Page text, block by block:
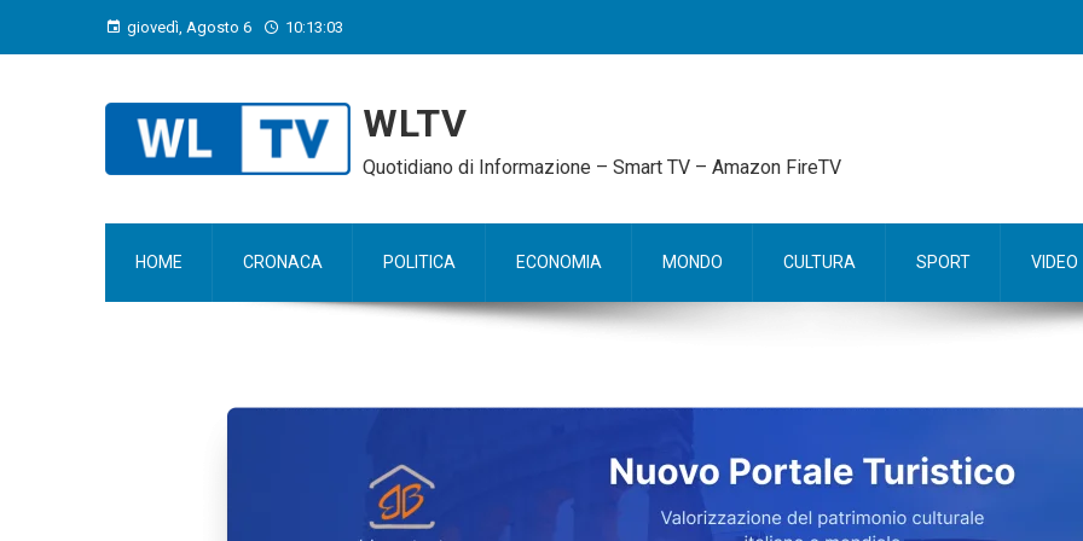
giovedì, Agosto 6 10:13:04
WLTV
Quotidiano di Informazione – Smart TV – Amazon FireTV
HOME CRONACA POLITICA ECONOMIA MONDO CULTURA SPORT VIDEO